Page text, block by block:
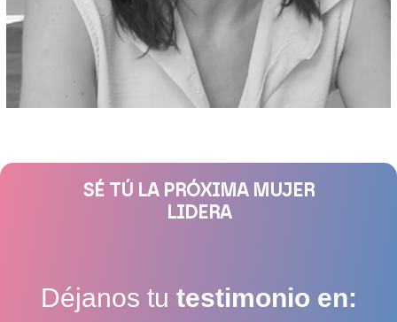
SÉ TÚ LA PRÓXIMA MUJER
LIDERA
Déjanos tu testimonio en: